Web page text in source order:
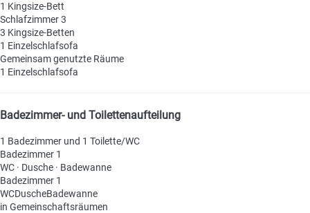
1 Kingsize-Bett
Schlafzimmer 3
3 Kingsize-Betten
1 Einzelschlafsofa
Gemeinsam genutzte Räume
1 Einzelschlafsofa
Badezimmer- und Toilettenaufteilung
1 Badezimmer und 1 Toilette/WC
Badezimmer 1
WC · Dusche · Badewanne
Badezimmer 1
WCDuscheBadewanne
in Gemeinschaftsräumen